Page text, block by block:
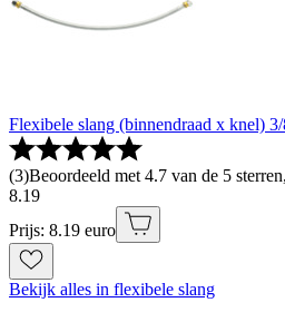
Flexibele slang (binnendraad x knel)
(3)Beoordeeld met 4.7 van de 5
8.19
Prijs: 8.19 euro
Bekijk alles in flexibele slang